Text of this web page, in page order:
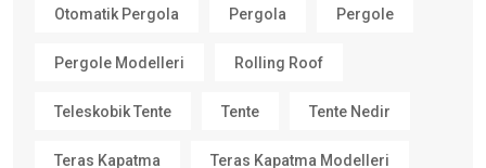
Otomatik Pergola Pergola Pergole
Pergole Modelleri Rolling Roof
Teleskobik Tente Tente Tente Nedir
Teras Kapatma Teras Kapatma Modelleri